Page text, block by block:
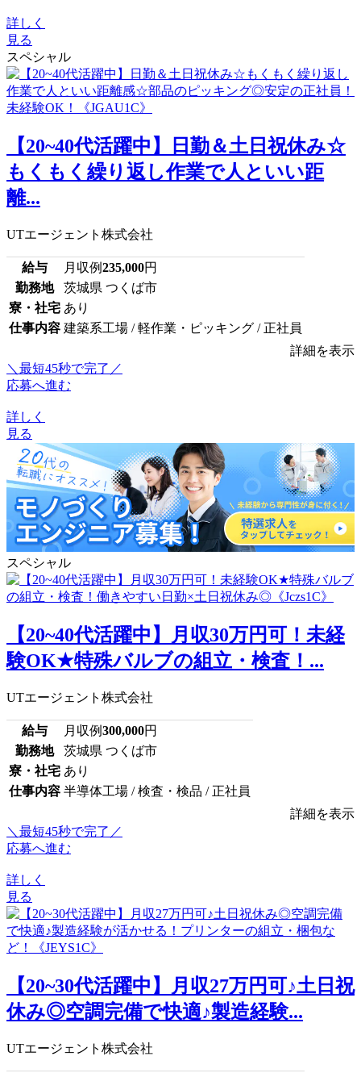
詳しく
見る
スペシャル
【20~40代活躍中】日勤＆土日祝休み☆
もくもく繰り返し作業で人といい距
離...
UTエージェント株式会社
給与 月収例235,000円
勤務地
茨城県 つくば市
寮・社宅 あり
仕事内容 建築系工場 / 軽作業・ピッキング / 正社員
詳細を表示
＼最短45秒で完了／
応募へ進む
詳しく
見る
スペシャル
【20~40代活躍中】月収30万円可！未経
験OK★特殊バルブの組立・検査！...
UTエージェント株式会社
給与 月収例300,000円
勤務地
茨城県 つくば市
寮・社宅 あり
仕事内容 半導体工場 / 検査・検品 / 正社員
詳細を表示
＼最短45秒で完了／
応募へ進む
詳しく
見る
【20~30代活躍中】月収27万円可♪土日祝
休み◎空調完備で快適♪製造経験...
UTエージェント株式会社